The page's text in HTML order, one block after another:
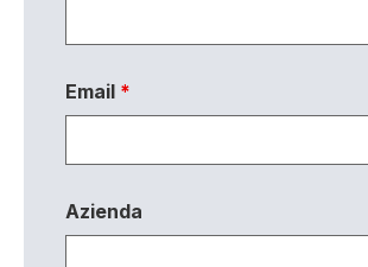
Email *
Azienda